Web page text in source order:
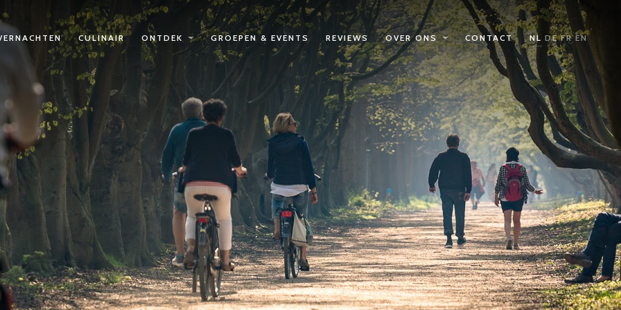
CULINAIR ONTDEK GROEPEN & EVENTS REVIEWS OVER ONS CONTACT NL DE FR EN